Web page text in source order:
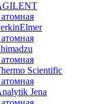
Scientific
Jena